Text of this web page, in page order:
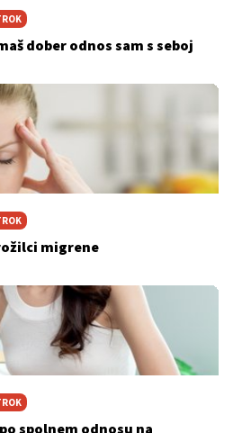
dober odnos sam s seboj
migrene
spolnem odnosu na